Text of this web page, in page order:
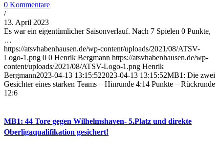
0 Kommentare
/
13. April 2023
Es war ein eigentümlicher Saisonverlauf. Nach 7 Spielen 0 Punkte,
…
https://atsvhabenhausen.de/wp-content/uploads/2021/08/ATSV-
Logo-1.png 0 0 Henrik Bergmann https://atsvhabenhausen.de/wp-
content/uploads/2021/08/ATSV-Logo-1.png Henrik
Bergmann2023-04-13 13:15:522023-04-13 13:15:52MB1: Die zwei
Gesichter eines starken Teams – Hinrunde 4:14 Punkte – Rückrunde
12:6
MB1: 44 Tore gegen Wilhelmshaven- 5.Platz und direkte
Oberligaqualifikation gesichert!